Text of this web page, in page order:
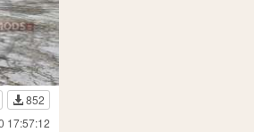
852
17:57:12